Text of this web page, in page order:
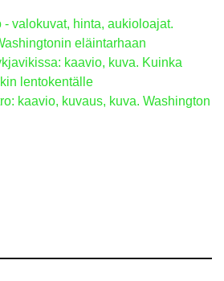
- valokuvat, hinta, aukioloajat.
eläintarhaan
kaavio, kuva. Kuinka
lentokentälle
kaavio, kuvaus, kuva. Washington